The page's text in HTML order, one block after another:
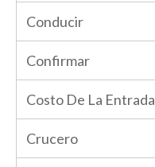
Conducir
Confirmar
Costo De La Entrada
Crucero